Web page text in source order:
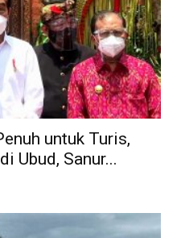
untuk Turis,
Ubud, Sanur...